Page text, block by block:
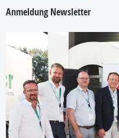
Anmeldung Newsletter